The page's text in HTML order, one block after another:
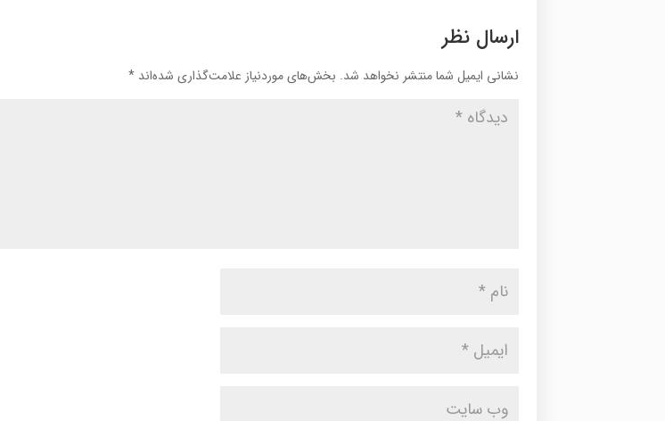
ارسال نظر
نشانی ایمیل شما منتشر نخواهد شد. بخش‌های موردنیاز علامت‌گذاری شده‌اند*